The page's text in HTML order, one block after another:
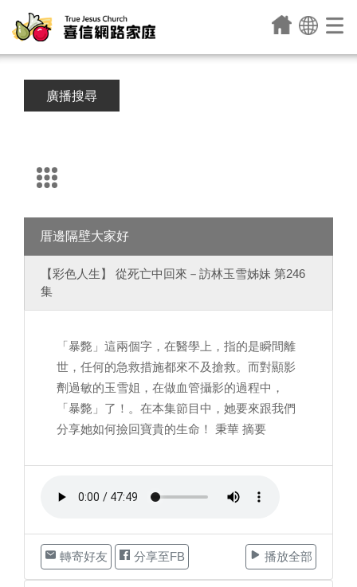
廣播搜尋
厝邊隔壁大家好
【彩色人生】 從死亡中回來－訪林玉雪姊妹 第246
集
「暴斃」這兩個字，在醫學上，指的是瞬間離
世，任何的急救措施都來不及搶救。而對顯影
劑過敏的玉雪姐，在做血管攝影的過程中，
「暴斃」了！。在本集節目中，她要來跟我們
分享她如何撿回寶貴的生命！ 秉華 摘要
轉寄好友 分享至FB 播放全部